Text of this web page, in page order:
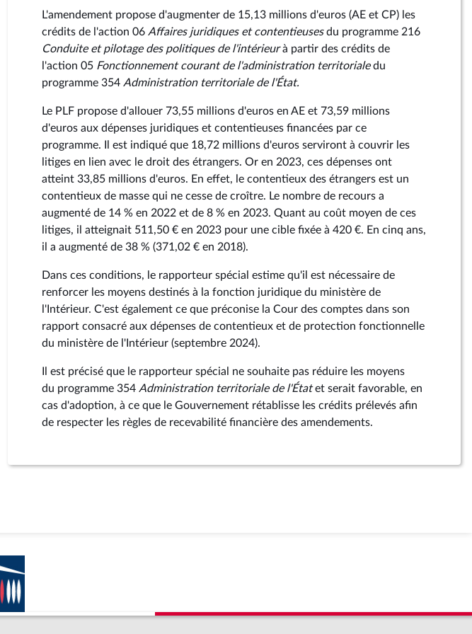
23 octobre 2024
23 octobre 2024
Date de dépôt
L'amendement propose d'augmenter de 15,13 millions d'euros (AE et CP) les
crédits de l'action 06 Affaires juridiques et contentieusesdu programme 216
Conduite et pilotage des politiques de l'intérieurà partir des crédits de
l'action 05 Fonctionnement courant de l'administration territorialedu
programme 354 Administration territoriale de l'État.
Le PLF propose d'allouer 73,55 millions d'euros en AE et 73,59 millions
d'euros aux dépenses juridiques et contentieuses financées par ce
programme. Il est indiqué que 18,72 millions d'euros serviront à couvrir les
litiges en lien avec le droit des étrangers. Or en 2023, ces dépenses ont
atteint 33,85 millions d'euros. En effet, le contentieux des étrangers est un
contentieux de masse qui ne cesse de croître. Le nombre de recours a
augmenté de 14 % en 2022 et de 8 % en 2023. Quant au coût moyen de ces
litiges, il atteignait 511,50 € en 2023 pour une cible fixée à 420 €. En cinq ans,
il a augmenté de 38 % (371,02 € en 2018).
Dans ces conditions, le rapporteur spécial estime qu'il est nécessaire de
renforcer les moyens destinés à la fonction juridique du ministère de
l'Intérieur. C'est également ce que préconise la Cour des comptes dans son
rapport consacré aux dépenses de contentieux et de protection fonctionnelle
du ministère de l'Intérieur (septembre 2024).
Il est précisé que le rapporteur spécial ne souhaite pas réduire les moyens
du programme 354 Administration territoriale de l'Étatet serait favorable, en
cas d'adoption, à ce que le Gouvernement rétablisse les crédits prélevés afin
de respecter les règles de recevabilité financière des amendements.